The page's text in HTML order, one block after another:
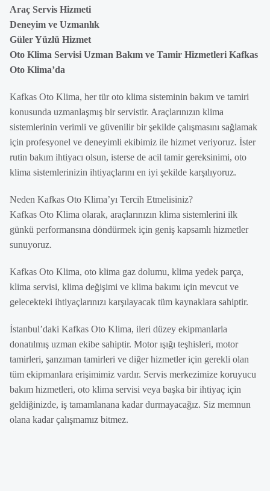
Araç Servis Hizmeti
Deneyim ve Uzmanlık
Güler Yüzlü Hizmet
Oto Klima Servisi Uzman Bakım ve Tamir Hizmetleri Kafkas
Oto Klima’da
Kafkas Oto Klima, her tür oto klima sisteminin bakım ve tamiri
konusunda uzmanlaşmış bir servistir. Araçlarınızın klima
sistemlerinin verimli ve güvenilir bir şekilde çalışmasını sağlamak
için profesyonel ve deneyimli ekibimiz ile hizmet veriyoruz. İster
rutin bakım ihtiyacı olsun, isterse de acil tamir gereksinimi, oto
klima sistemlerinizin ihtiyaçlarını en iyi şekilde karşılıyoruz.
Neden Kafkas Oto Klima’yı Tercih Etmelisiniz?
Kafkas Oto Klima olarak, araçlarınızın klima sistemlerini ilk
günkü performansına döndürmek için geniş kapsamlı hizmetler
sunuyoruz.
Kafkas Oto Klima, oto klima gaz dolumu, klima yedek parça,
klima servisi, klima değişimi ve klima bakımı için mevcut ve
gelecekteki ihtiyaçlarınızı karşılayacak tüm kaynaklara sahiptir.
İstanbul’daki Kafkas Oto Klima, ileri düzey ekipmanlarla
donatılmış uzman ekibe sahiptir. Motor ışığı teşhisleri, motor
tamirleri, şanzıman tamirleri ve diğer hizmetler için gerekli olan
tüm ekipmanlara erişimimiz vardır. Servis merkezimize koruyucu
bakım hizmetleri, oto klima servisi veya başka bir ihtiyaç için
geldiğinizde, iş tamamlanana kadar durmayacağız. Siz memnun
olana kadar çalışmamız bitmez.